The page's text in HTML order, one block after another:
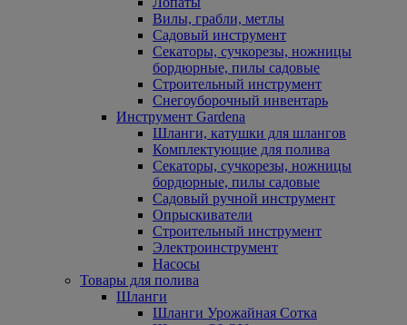
Вилы, грабли, метлы
Садовый инструмент
Секаторы, сучкорезы, ножницы
бордюрные, пилы садовые
Строительный инструмент
Снегоуборочный инвентарь
Инструмент Gardena
Шланги, катушки для шлангов
Комплектующие для полива
Секаторы, сучкорезы, ножницы
бордюрные, пилы садовые
Садовый ручной инструмент
Опрыскиватели
Строительный инструмент
Электроинструмент
Насосы
Товары для полива
Шланги
Шланги Урожайная Сотка